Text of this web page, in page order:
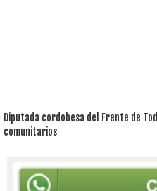
Diputada cordobesa del Frente de
comunitarios